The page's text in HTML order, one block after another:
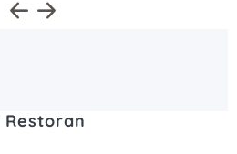
Restoran